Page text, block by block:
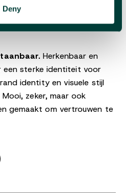
Deny
Herkenbaar en
een sterke identiteit voor
identity en visuele stijl
zeker, maar ook
gemaakt om vertrouwen te